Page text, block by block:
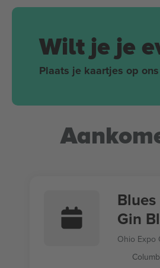
Wilt je je
Plaats je kaartjes op
Gin
Ohio Expo